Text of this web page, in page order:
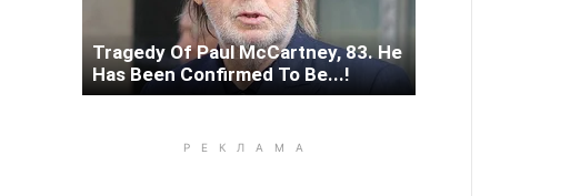
Tragedy Of Paul McCartney, 83. He
Has Been Confirmed To Be...!